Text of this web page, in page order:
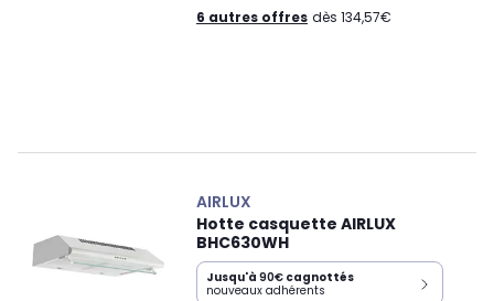
6 autres offres dès 134,57€
AIRLUX
Hotte casquette AIRLUX
BHC630WH
Jusqu'à 90€ cagnottés
nouveaux adhérents